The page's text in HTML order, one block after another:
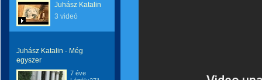
Juhász Katalin
3 videó
Juhász Katalin - Még
egyszer
7 éve